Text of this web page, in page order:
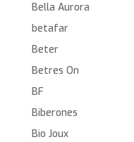
Bella Aurora
betafar
Beter
Betres On
BF
Biberones
Bio Joux